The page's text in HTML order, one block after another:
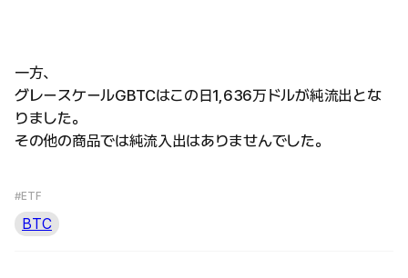
一方、
グレースケールGBTCはこの日1,636万ドルが純流出とな
りました。
その他の商品では純流入出はありませんでした。
#ETF
BTC